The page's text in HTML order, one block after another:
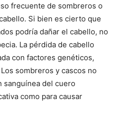
frecuente de sombreros o
Si bien es cierto que
podría dañar el cabello, no
La pérdida de cabello
con factores genéticos,
sombreros y cascos no
del cuero
como para causar